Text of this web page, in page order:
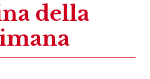
della